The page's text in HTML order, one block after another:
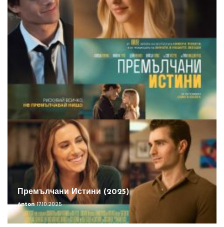
Премълчани Истини (2025)
Anton 17.10.2025